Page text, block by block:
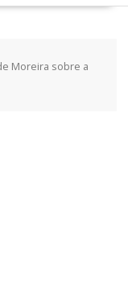
Moreira sobre a